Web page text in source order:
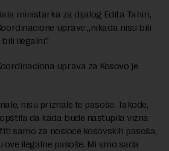
ministarka za dijalog Edita Tahiri,
uprave „nikada nisu bili
ilegalni“.
uprava za Kosovo je
nisu priznale te pasoše. Takođe,
da kada bude nastupila vizna
samo za nosioce kosovskih pasoša,
ove ilegalne pasoše. Mi smo sada